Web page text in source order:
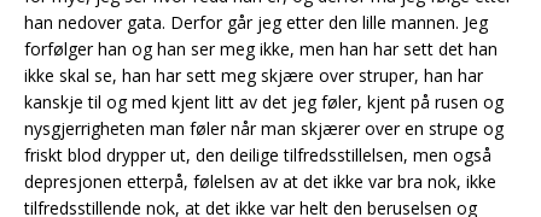
han nedover gata. Derfor går jeg etter den lille mannen. Jeg
forfølger han og han ser meg ikke, men han har sett det han
ikke skal se, han har sett meg skjære over struper, han har
kanskje til og med kjent litt av det jeg føler, kjent på rusen og
nysgjerrigheten man føler når man skjærer over en strupe og
friskt blod drypper ut, den deilige tilfredsstillelsen, men også
depresjonen etterpå, følelsen av at det ikke var bra nok, ikke
tilfredsstillende nok, at det ikke var helt den beruselsen og